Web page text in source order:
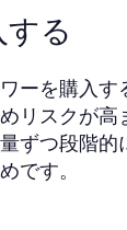
る
ーを購入す
リスクが高
ずつ段階的
です。